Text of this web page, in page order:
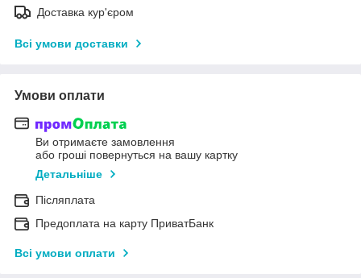
Доставка кур'єром
Всі умови доставки
Умови оплати
Ви отримаєте замовлення
або гроші повернуться на вашу картку
Детальніше
Післяплата
Предоплата на карту ПриватБанк
Всі умови оплати